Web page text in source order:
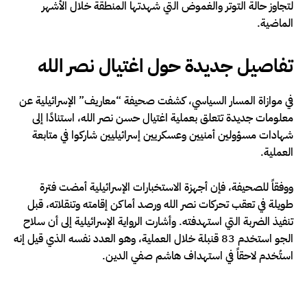
لتجاوز حالة التوتر والغموض التي شهدتها المنطقة خلال الأشهر
الماضية.
تفاصيل جديدة حول اغتيال نصر الله
في موازاة المسار السياسي، كشفت صحيفة “معاريف” الإسرائيلية عن
معلومات جديدة تتعلق بعملية اغتيال حسن نصر الله، استنادًا إلى
شهادات مسؤولين أمنيين وعسكريين إسرائيليين شاركوا في متابعة
العملية.
ووفقاً للصحيفة، فإن أجهزة الاستخبارات الإسرائيلية أمضت فترة
طويلة في تعقب تحركات نصر الله ورصد أماكن إقامته وتنقلاته، قبل
تنفيذ الضربة التي استهدفته. وأشارت الرواية الإسرائيلية إلى أن سلاح
الجو استخدم 83 قنبلة خلال العملية، وهو العدد نفسه الذي قيل إنه
استُخدم لاحقاً في استهداف هاشم صفي الدين.